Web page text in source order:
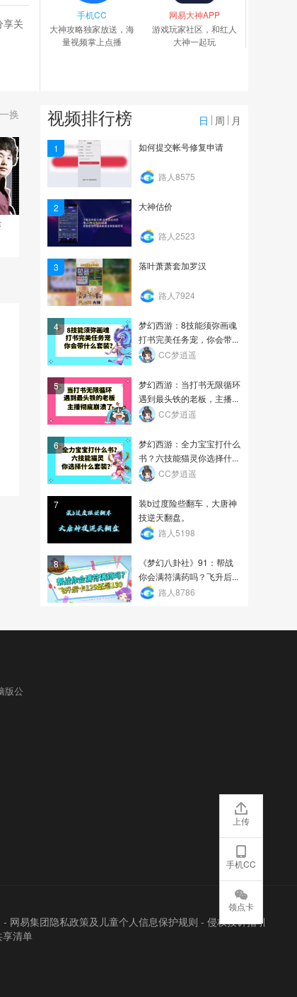
健步如飞小极品
高攻防连善童子
1797
享关
手机CC
大神攻略独家放送，海
量视频掌上点播
网易大神APP
游戏玩家社区，和红人
大神一起玩
换 视频排行榜 日 周 月
1 如何提交帐号修复申请
路人8575
2 大神估价
路人2523
3 落叶萧萧套加罗汉
路人7924
4
梦幻西游：8技能须弥画魂
打书完美任务宠，你会带...
CC梦逍遥
5
梦幻西游：当打书无限循环
遇到最头铁的老板，主播...
CC梦逍遥
6
梦幻西游：全力宝宝打什么
书？六技能猫灵你选择什...
CC梦逍遥
7
装b过度险些翻车，大唐神
技逆天翻盘。
路人5198
8
《梦幻八卦社》91：帮战
你会满符满药吗？飞升后...
路人8786
版公
- 网易集团隐私政策及儿童个人信息保护规则 - 侵权投诉指引
清单
上传
手机CC
领点卡